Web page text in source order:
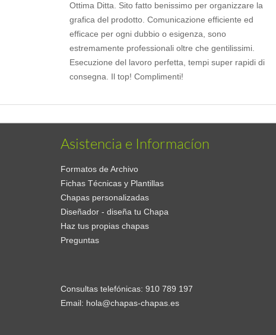
Ottima Ditta. Sito fatto benissimo per organizzare la
grafica del prodotto. Comunicazione efficiente ed
efficace per ogni dubbio o esigenza, sono
estremamente professionali oltre che gentilissimi.
Esecuzione del lavoro perfetta, tempi super rapidi di
consegna. Il top! Complimenti!
Asistencia e Informacíon
Formatos de Archivo
Fichas Técnicas y Plantillas
Chapas personalizadas
Diseñador - diseña tu Chapa
Haz tus propias chapas
Preguntas
Consultas telefónicas: 910 789 197
Email: hola@chapas-chapas.es